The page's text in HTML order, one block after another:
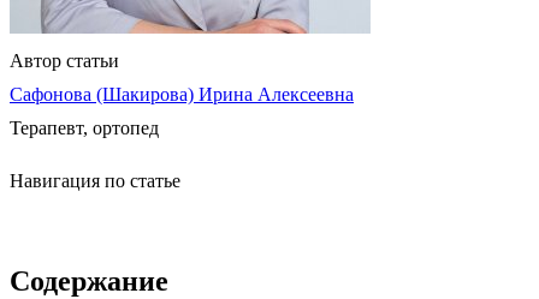
Автор статьи
Сафонова (Шакирова) Ирина Алексеевна
Терапевт, ортопед
Навигация по статье
Содержание